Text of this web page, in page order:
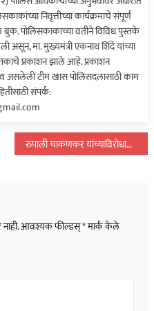
निवृत्तीच्या कार्यक्रमाचे संपूर्ण
पोलिसकाकाच्या वतीने विविध पुस्तके
असून, मा. मुख्यमंत्री एकनाथ शिंदे यांच्या
प्रकाशन झाले आहे. प्रकाशन
असलेली टीम खास पोलिसदलासाठी काम
संपर्क:
रुपाली चाकणकर यांच्याविरोधात सोशल मीडियावर अश्लील मजकूर…
आवश्यक फील्डस्*मार्क केले